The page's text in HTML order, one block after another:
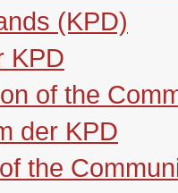
(KPD)
KPD
of the
der KPD
the